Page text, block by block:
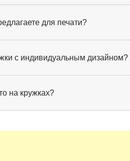
для печати?
с индивидуальным дизайном?
на кружках?